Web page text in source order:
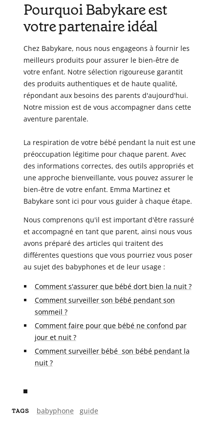
Pourquoi Babykare est
votre partenaire idéal
Chez Babykare, nous nous engageons à fournir les
meilleurs produits pour assurer le bien-être de
votre enfant. Notre sélection rigoureuse garantit
des produits authentiques et de haute qualité,
répondant aux besoins des parents d'aujourd'hui.
Notre mission est de vous accompagner dans cette
aventure parentale.
La respiration de votre bébé pendant la nuit est une
préoccupation légitime pour chaque parent. Avec
des informations correctes, des outils appropriés et
une approche bienveillante, vous pouvez assurer le
bien-être de votre enfant. Emma Martinez et
Babykare sont ici pour vous guider à chaque étape.
Nous comprenons qu'il est important d'être rassuré
et accompagné en tant que parent, ainsi nous vous
avons préparé des articles qui traitent des
différentes questions que vous pourriez vous poser
au sujet des babyphones et de leur usage :
Comment s'assurer que bébé dort bien la nuit ?
Comment surveiller son bébé pendant son
sommeil ?
Comment faire pour que bébé ne confond par
jour et nuit ?
Comment surveiller bébé son bébé pendant la
nuit ?
TAGS babyphone guide